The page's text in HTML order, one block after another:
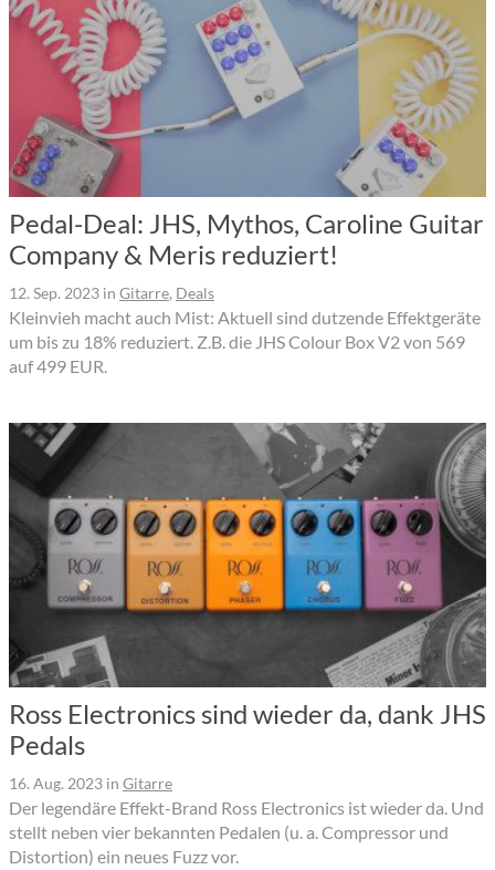
Pedal-Deal: JHS, Mythos, Caroline Guitar
Company & Meris reduziert!
12. Sep. 2023 in Gitarre, Deals
Kleinvieh macht auch Mist: Aktuell sind dutzende Effektgeräte
um bis zu 18% reduziert. Z.B. die JHS Colour Box V2 von 569
auf 499 EUR.
Ross Electronics sind wieder da, dank JHS
Pedals
16. Aug. 2023 in Gitarre
Der legendäre Effekt-Brand Ross Electronics ist wieder da. Und
stellt neben vier bekannten Pedalen (u. a. Compressor und
Distortion) ein neues Fuzz vor.